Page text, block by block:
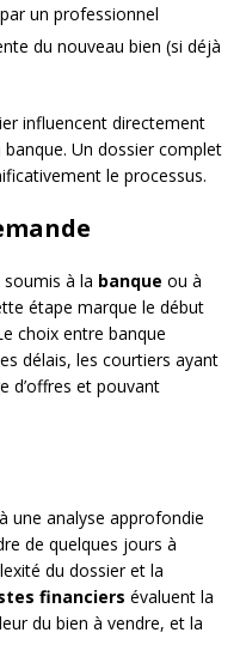
un professionnel
du nouveau bien (si déjà
influencent directement
Un dossier complet
le processus.
à la banque ou à
étape marque le début
choix entre banque
délais, les courtiers ayant
d’offres et pouvant
une analyse approfondie
de quelques jours à
du dossier et la
financiers évaluent la
du bien à vendre, et la